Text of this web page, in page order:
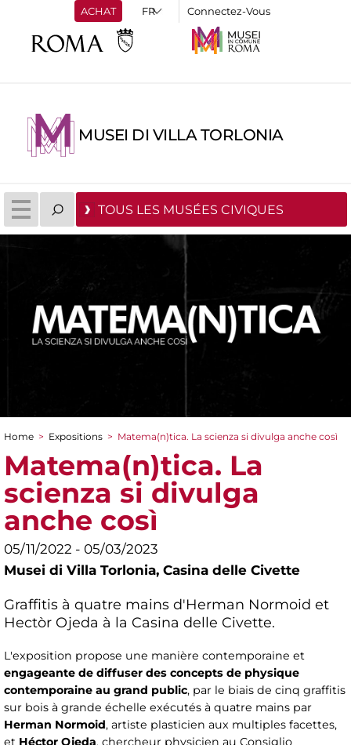
ACHAT Connectez-Vous
MUSEI DI VILLA TORLONIA
TOUS LES MUSÉES CIVIQUES
You are here
Home > Expositions > Matema(n)tica. La scienza si divulga anche così
Matema(n)tica. La
scienza si divulga
anche così
05/11/2022 - 05/03/2023
Musei di Villa Torlonia, Casina delle Civette
Graffitis à quatre mains d'Herman Normoid et
Hectòr Ojeda à la Casina delle Civette.
L'exposition propose une manière contemporaine et
engageante de diffuser des concepts de physique
contemporaine au grand public, par le biais de cinq graffitis
sur bois à grande échelle exécutés à quatre mains par
Herman Normoid, artiste plasticien aux multiples facettes,
et Héctor Ojeda, chercheur physicien au Consiglio